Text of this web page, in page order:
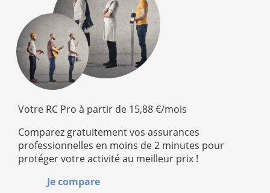
Votre RC Pro à partir de 15,88 €/mois
Comparez gratuitement vos assurances
professionnelles en moins de 2 minutes pour
protéger votre activité au meilleur prix !
Je compare